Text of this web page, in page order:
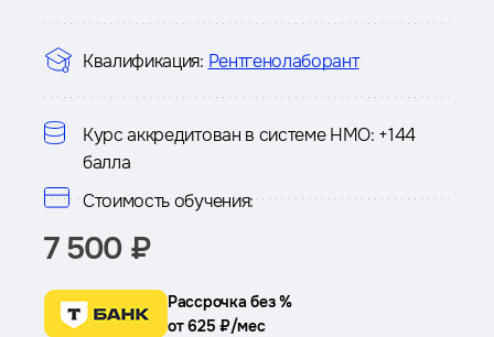
Квалификация: Рентгенолаборант
Курс аккредитован в системе НМО: +144
балла
Стоимость обучения:
7 500 ₽
Рассрочка без %
от 625 ₽/мес